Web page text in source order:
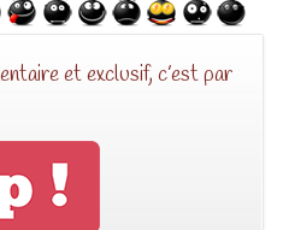
et exclusif, c’est par